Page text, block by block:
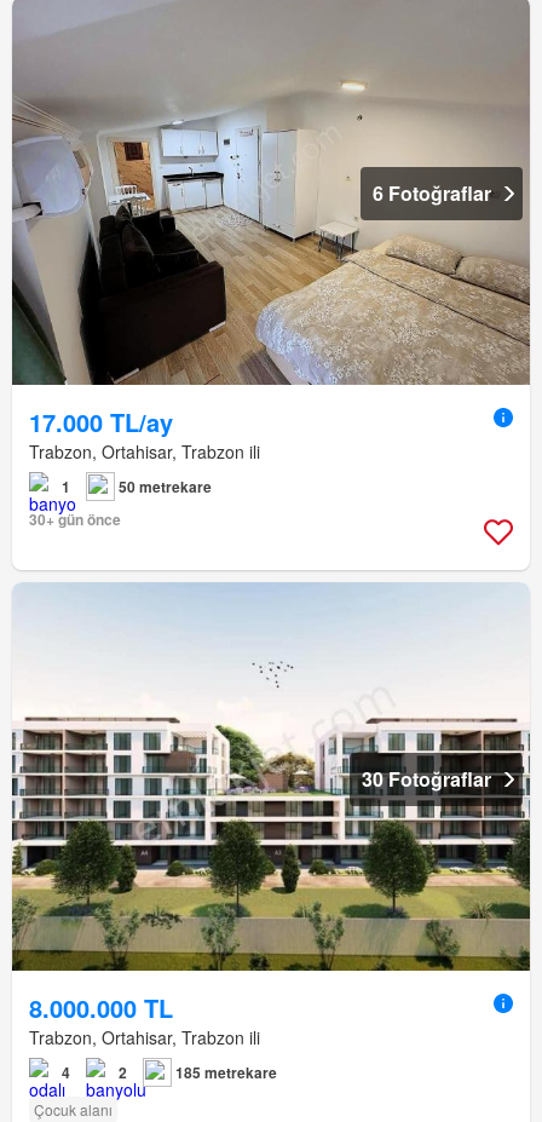
6 Fotoğraflar
17.000 TL/ay
Trabzon, Ortahisar, Trabzon ili
1
50 metrekare
30+ gün önce
30 Fotoğraflar
8.000.000 TL
Trabzon, Ortahisar, Trabzon ili
4 2 185 metrekare
Çocuk alanı